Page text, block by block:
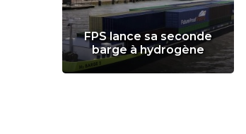
FPS lance sa seconde
barge à hydrogène